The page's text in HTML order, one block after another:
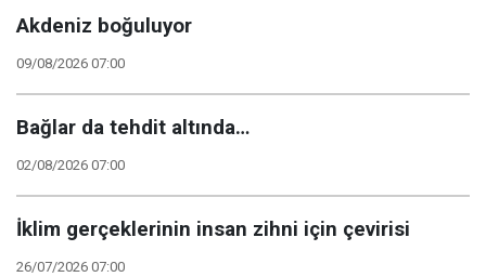
Akdeniz boğuluyor
09/08/2026 07:00
Bağlar da tehdit altında…
02/08/2026 07:00
İklim gerçeklerinin insan zihni için çevirisi
26/07/2026 07:00